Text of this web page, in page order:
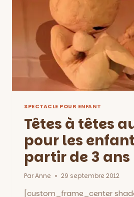
18
MOIS
SPECTACLE POUR ENFANT
Têtes à têtes
pour les
partir de 3 ans
ParAnne 29 septembre 2012
[custom_frame_center